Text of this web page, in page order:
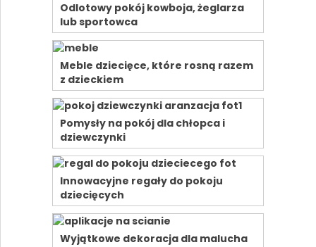
Odlotowy pokój kowboja, żeglarza
lub sportowca
Meble dziecięce, które rosną razem
z dzieckiem
Pomysły na pokój dla chłopca i
dziewczynki
Innowacyjne regały do pokoju
dziecięcych
Wyjątkowe dekoracja dla malucha